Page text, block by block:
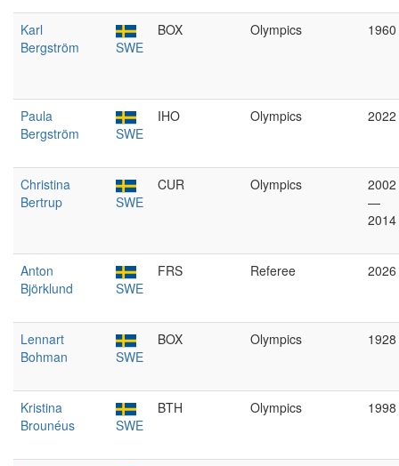
Karl
Bergström
SWE
BOX Olympics 1960
Paula
Bergström
SWE
IHO Olympics 2022
Christina
Bertrup
SWE
CUR Olympics
2002
—
2014
Anton
Björklund
SWE
FRS Referee 2026
Lennart
Bohman
SWE
BOX Olympics 1928
Kristina
Brounéus
SWE
BTH Olympics 1998